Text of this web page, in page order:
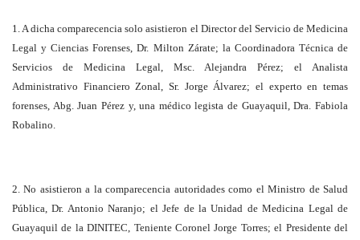
1. A dicha comparecencia solo asistieron el Director del Servicio de Medicina
Legal y Ciencias Forenses, Dr. Milton Zárate; la Coordinadora Técnica de
Servicios de Medicina Legal, Msc. Alejandra Pérez; el Analista
Administrativo Financiero Zonal, Sr. Jorge Álvarez; el experto en temas
forenses, Abg. Juan Pérez y, una médico legista de Guayaquil, Dra. Fabiola
Robalino.
2. No asistieron a la comparecencia autoridades como el Ministro de Salud
Pública, Dr. Antonio Naranjo; el Jefe de la Unidad de Medicina Legal de
Guayaquil de la DINITEC, Teniente Coronel Jorge Torres; el Presidente del